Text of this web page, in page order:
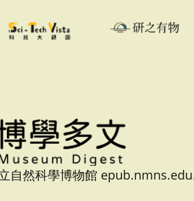
自然科學博物館